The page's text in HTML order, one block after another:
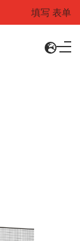
填写 表单